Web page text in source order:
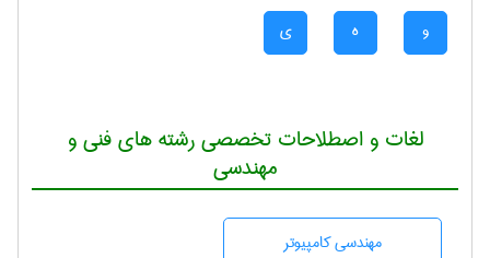
و ه ی
لغات و اصطلاحات تخصصی رشته های فنی و
مهندسی
مهندسی كامپيوتر